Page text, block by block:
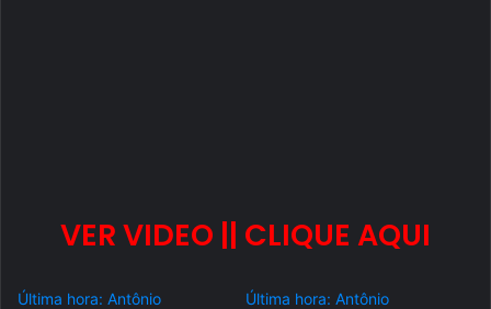
VER VIDEO || CLIQUE AQUI
Última hora: Antônio
Última hora: Antônio